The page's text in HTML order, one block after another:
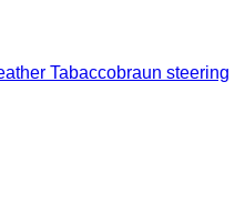
Tabaccobraun steering